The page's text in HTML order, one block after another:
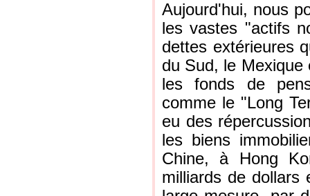
Aujourd'hui, nous
les vastes "actifs
dettes extérieures
du Sud, le
les fonds de
comme le "Long
eu des
les biens
Chine, à Hong
milliards de dollars